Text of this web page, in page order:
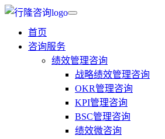
首页
咨询服务
绩效管理咨询
战略绩效管理咨询
OKR管理咨询
KPI管理咨询
BSC管理咨询
绩效微咨询